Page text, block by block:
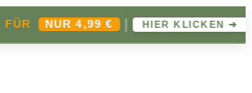
NUR 4,99 € | HIER KLICKEN ➔ ✦